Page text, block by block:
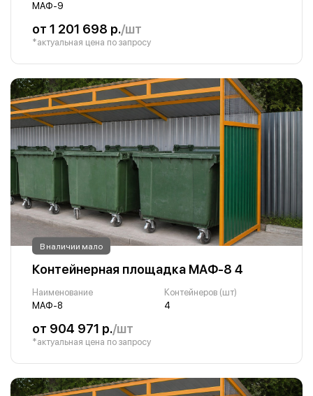
МАФ-9
от 1 201 698 р./шт
*актуальная цена по запросу
В наличии мало
Контейнерная площадка МАФ-8 4
Наименование
МАФ-8
Контейнеров (шт)
4
от 904 971 р./шт
*актуальная цена по запросу